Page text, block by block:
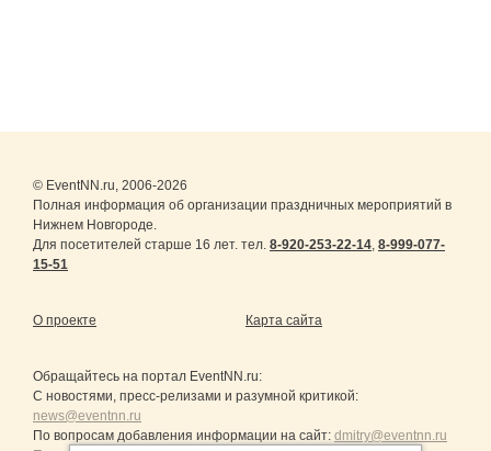
© EventNN.ru, 2006-2026
Полная информация об организации праздничных мероприятий в
Нижнем Новгороде.
Для посетителей старше 16 лет. тел. 8-920-253-22-14, 8-999-077-
15-51
О проекте Карта сайта
Обращайтесь на портал EventNN.ru:
С новостями, пресс-релизами и разумной критикой:
news@eventnn.ru
По вопросам добавления информации на сайт: dmitry@eventnn.ru